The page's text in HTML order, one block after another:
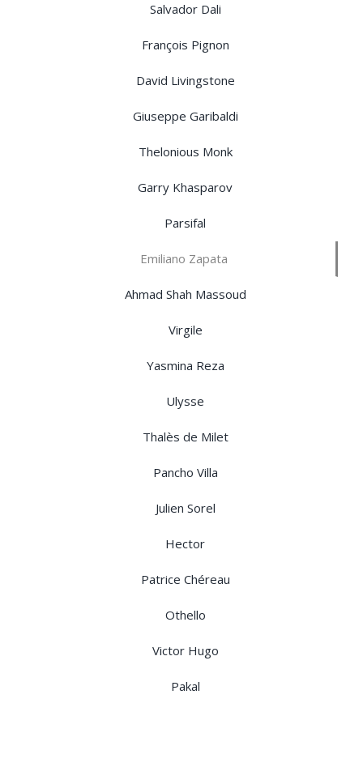
Salvador Dali
François Pignon
David Livingstone
Giuseppe Garibaldi
Thelonious Monk
Garry Khasparov
Parsifal
Emiliano Zapata
Ahmad Shah Massoud
Virgile
Yasmina Reza
Ulysse
Thalès de Milet
Pancho Villa
Julien Sorel
Hector
Patrice Chéreau
Othello
Victor Hugo
Pakal